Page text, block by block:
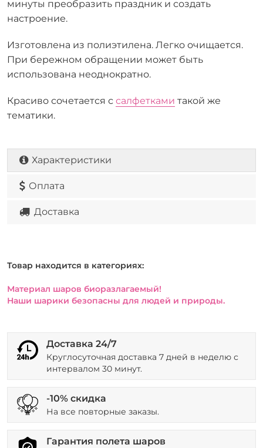
минуты преобразить праздник и создать
настроение.
Изготовлена из полиэтилена. Легко очищается.
При бережном обращении может быть
использована неоднократно.
Красиво сочетается с салфетками такой же
тематики.
Характеристики
Оплата
Доставка
Товар находится в категориях:
Материал шаров биоразлагаемый!
Наши шарики безопасны для людей и природы.
Доставка 24/7
Круглосуточная доставка 7 дней в неделю с
интервалом 30 минут.
-10% скидка
На все повторные заказы.
Гарантия полета шаров